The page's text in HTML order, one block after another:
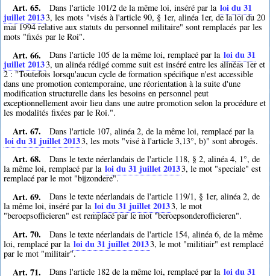
Art. 65. Dans l'article 101/2 de la même loi, inséré par la loi du 31
juillet 20133, les mots "visés à l'article 90, § 1er, alinéa 1er, de la loi du 20
mai 1994 relative aux statuts du personnel militaire" sont remplacés par les
mots "fixés par le Roi".
Art. 66. Dans l'article 105 de la même loi, remplacé par la loi du 31
juillet 20133, un alinéa rédigé comme suit est inséré entre les alinéas 1er et
2 : "Toutefois lorsqu'aucun cycle de formation spécifique n'est accessible
dans une promotion contemporaine, une réorientation à la suite d'une
modification structurelle dans les besoins en personnel peut
exceptionnellement avoir lieu dans une autre promotion selon la procédure et
les modalités fixées par le Roi.".
Art. 67. Dans l'article 107, alinéa 2, de la même loi, remplacé par la
loi du 31 juillet 20133, les mots "visé à l'article 3,13°, b)" sont abrogés.
Art. 68.
Dans le texte néerlandais de l'article 118, § 2, alinéa 4, 1°, de
la même loi, remplacé par la loi du 31 juillet 20133, le mot "speciale" est
remplacé par le mot "bijzondere".
Art. 69.
Dans le texte néerlandais de l'article 119/1, § 1er, alinéa 2, de
la même loi, inséré par la loi du 31 juillet 20133, le mot
"beroepsofficieren" est remplacé par le mot "beroepsonderofficieren".
Art. 70.
Dans le texte néerlandais de l'article 154, alinéa 6, de la même
loi, remplacé par la loi du 31 juillet 20133, le mot "militiair" est remplacé
par le mot "militair".
Art. 71. Dans l'article 182 de la même loi, remplacé par la loi du 31